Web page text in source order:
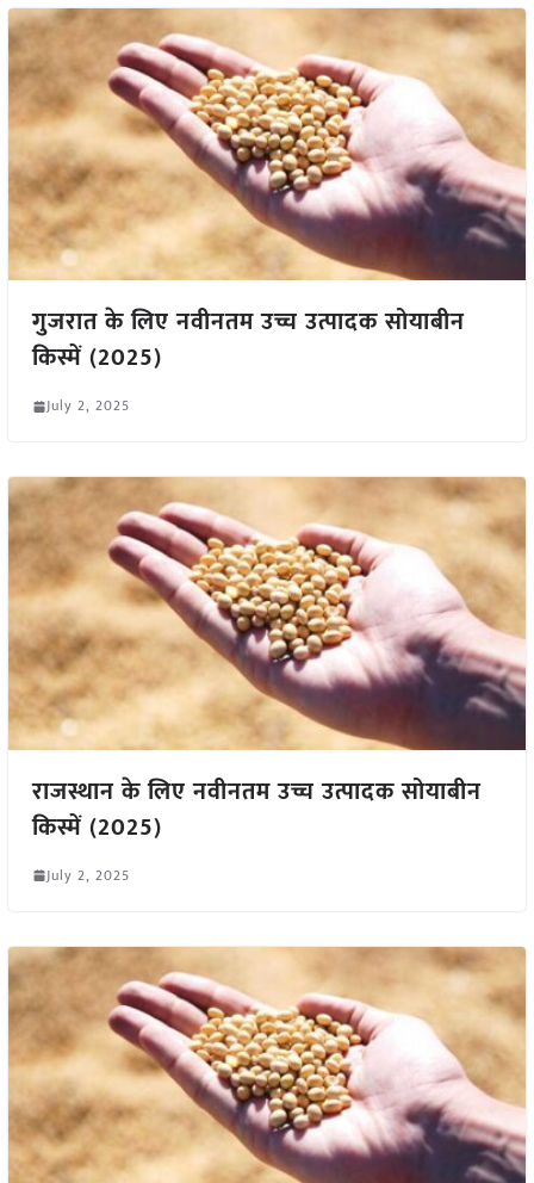
गुजरात के लिए नवीनतम उच्च उत्पादक सोयाबीन
किस्में (2025)
July 2, 2025
राजस्थान के लिए नवीनतम उच्च उत्पादक सोयाबीन
किस्में (2025)
July 2, 2025